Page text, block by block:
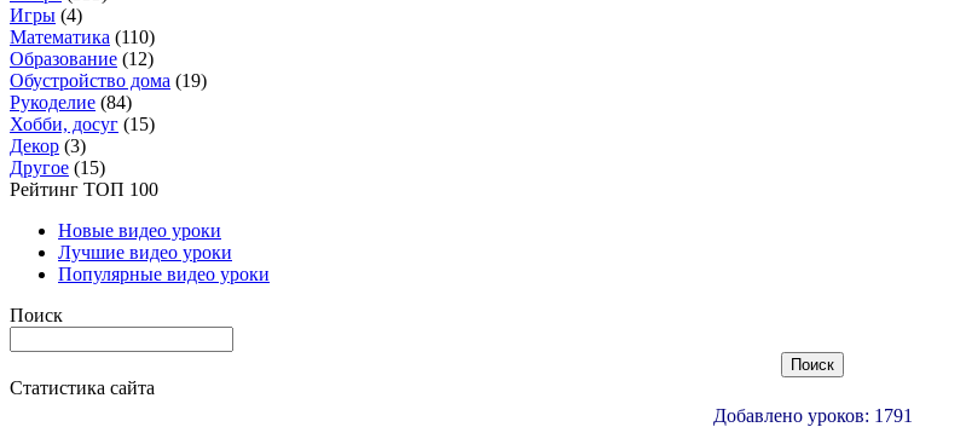
Игры (4)
Математика (110)
Образование (12)
Обустройство дома (19)
Рукоделие (84)
Хобби, досуг (15)
Декор (3)
Другое (15)
Рейтинг ТОП 100
Новые видео уроки
Лучшие видео уроки
Популярные видео уроки
Поиск
Статистика сайта
Добавлено уроков: 1791